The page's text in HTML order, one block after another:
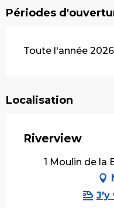
Périodes
Toute l'année 2026
Localisation
Riverview
1 Moulin de la
J'y